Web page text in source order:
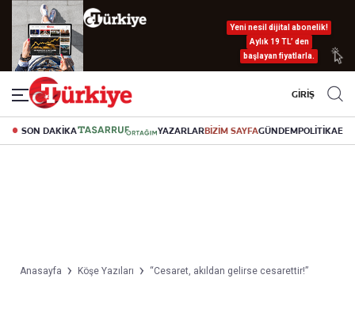
Yeni nesil dijital abonelik!
Aylık 19 TL’ den
başlayan fiyatlarla.
GİRİŞ
SON DAKİKA YAZARLARBİZİM SAYFAGÜNDEMPOLİTİKA
Anasayfa Köşe Yazıları “Cesaret, akıldan gelirse cesarettir!”